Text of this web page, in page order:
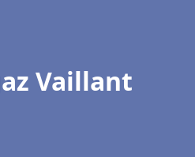
Vaillant